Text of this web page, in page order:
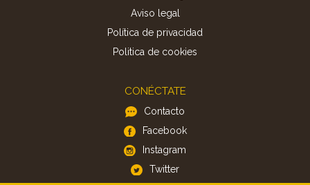
Aviso legal
Política de privacidad
Politica de cookies
CONÉCTATE
Contacto
Facebook
Instagram
Twitter